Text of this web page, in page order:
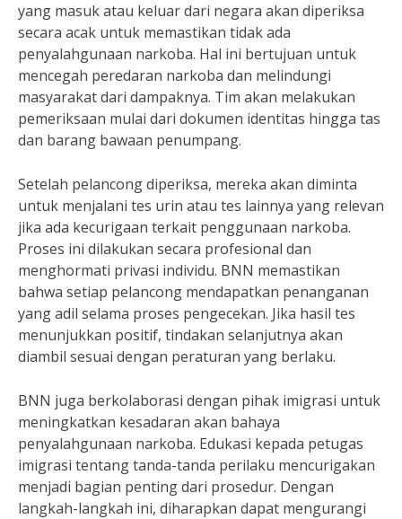
yang masuk atau keluar dari negara akan diperiksa
secara acak untuk memastikan tidak ada
penyalahgunaan narkoba. Hal ini bertujuan untuk
mencegah peredaran narkoba dan melindungi
masyarakat dari dampaknya. Tim akan melakukan
pemeriksaan mulai dari dokumen identitas hingga tas
dan barang bawaan penumpang.
Setelah pelancong diperiksa, mereka akan diminta
untuk menjalani tes urin atau tes lainnya yang relevan
jika ada kecurigaan terkait penggunaan narkoba.
Proses ini dilakukan secara profesional dan
menghormati privasi individu. BNN memastikan
bahwa setiap pelancong mendapatkan penanganan
yang adil selama proses pengecekan. Jika hasil tes
menunjukkan positif, tindakan selanjutnya akan
diambil sesuai dengan peraturan yang berlaku.
BNN juga berkolaborasi dengan pihak imigrasi untuk
meningkatkan kesadaran akan bahaya
penyalahgunaan narkoba. Edukasi kepada petugas
imigrasi tentang tanda-tanda perilaku mencurigakan
menjadi bagian penting dari prosedur. Dengan
langkah-langkah ini, diharapkan dapat mengurangi